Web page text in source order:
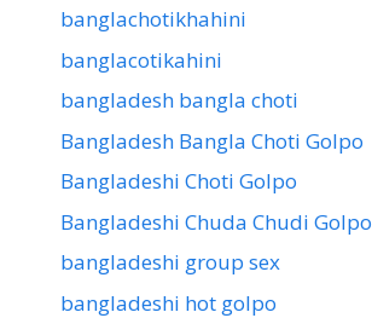
banglachotikhahini
banglacotikahini
bangladesh bangla choti
Bangladesh Bangla Choti Golpo
Bangladeshi Choti Golpo
Bangladeshi Chuda Chudi Golpo
bangladeshi group sex
bangladeshi hot golpo